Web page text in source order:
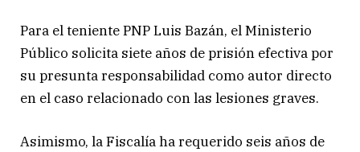
Para el teniente PNP Luis Bazán, el Ministerio
Público solicita siete años de prisión efectiva por
su presunta responsabilidad como autor directo
en el caso relacionado con las lesiones graves.
Asimismo, la Fiscalía ha requerido seis años de